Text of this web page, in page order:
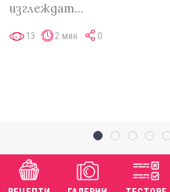
изглеждат…
13 2 мин 0